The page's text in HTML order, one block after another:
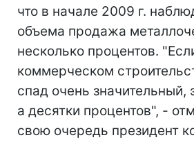
что в начале 2009 г.
объема продажа
несколько процентов.
коммерческом
спад очень значительный,
а десятки процентов", -
свою очередь президент